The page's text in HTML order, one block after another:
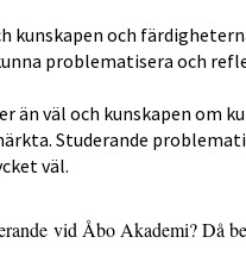
kunskapen och
problematisera och
än väl och kunskapen om
Studerande
väl.
vid Åbo Akademi? Då